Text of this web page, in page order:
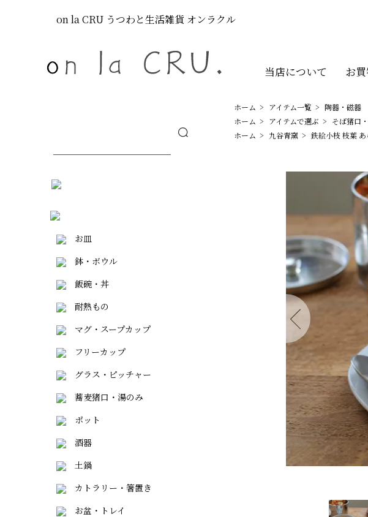
on la CRU うつわと生活雑貨 オンラクル
当店について お
ホーム > アイテム一覧 > 陶器・磁器
ホーム > アイテムで選ぶ > そば猪口
ホーム > 九谷青窯 > 鉄絵小枝 枝葉
お皿
鉢・ボウル
飯碗・丼
耐熱もの
マグ・スープカップ
フリーカップ
グラス・ピッチャー
蕎麦猪口・湯のみ
ポット
酒器
土鍋
カトラリー・箸置き
お盆・トレイ